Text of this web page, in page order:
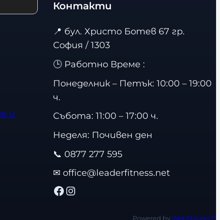
и
Контакти
📍 бул. Христо Ботев 67 гр.
София / 1303
🕒 Работно Време :
Понеделник – Петък: 10:00 – 19:00
ч.
Събота: 11:00 – 17:00 ч.
Неделя: Почивен ден
📞 0877 277 595
✉ office@leaderfitness.net
Facebook Instagram
Powered byWebStation™